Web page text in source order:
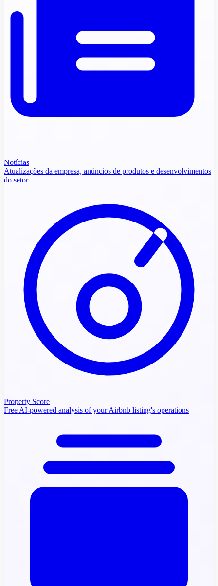
Notícias
Atualizações da empresa, anúncios de produtos e desenvolvimentos
do setor
Property Score
Free AI-powered analysis of your Airbnb listing's operations